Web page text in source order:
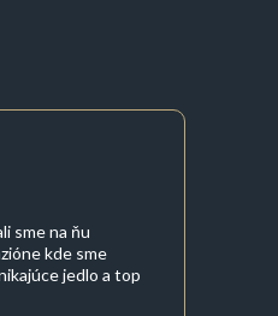
sme na ňu
kde sme
jedlo a top